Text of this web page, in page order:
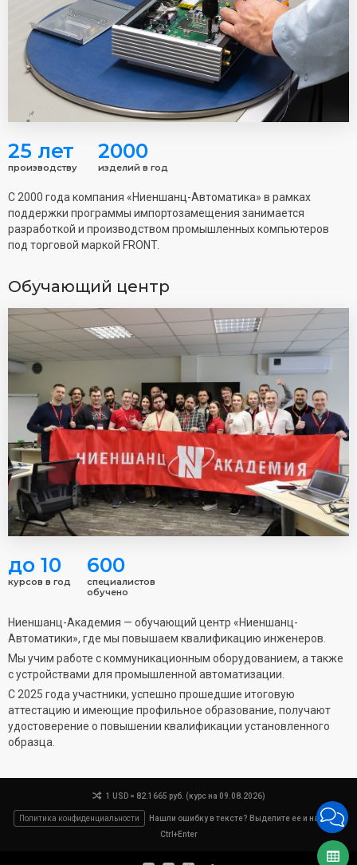
25 лет
производству
2000
изделий в год
С 2000 года компания «Ниеншанц-Автоматика» в рамках
поддержки программы импортозамещения занимается
разработкой и производством промышленных компьютеров
под торговой маркой FRONT.
Обучающий центр
до 10
курсов в год
600
специалистов
обучено
Ниеншанц-Академия — обучающий центр «Ниеншанц-
Автоматики», где мы повышаем квалификацию инженеров.
Мы учим работе с коммуникационным оборудованием, а также
с устройствами для промышленной автоматизации.
С 2025 года участники, успешно прошедшие итоговую
аттестацию и имеющие профильное образование, получают
удостоверение о повышении квалификации установленного
образца.
1 USD = 82.1665 руб. (курс на 09.08.2026)
Политика конфиденциальности
Нашли ошибку в тексте? Выделите ее и нажмите
Ctrl+Enter